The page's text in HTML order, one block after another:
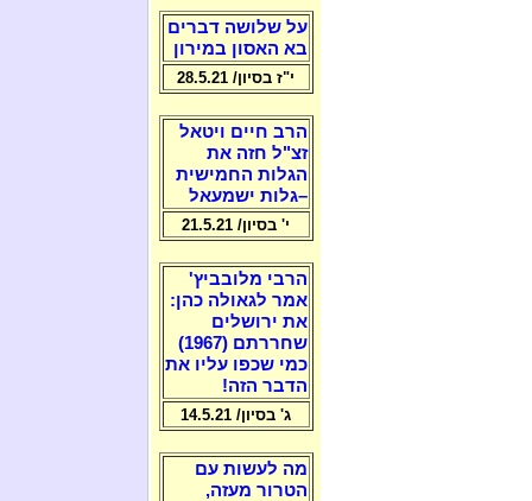
על שלושה דברים
בא האסון במירון
י"ז בסיון/ 28.5.21
הרב חיים ויטאל
זצ"ל חזה את
הגלות החמישית
–גלות ישמעאל
י' בסיון/ 21.5.21
הרבי מלובביץ'
אמר לגאולה כהן:
את ירושלים
שחררתם (1967)
כמי שכפו עליו את
הדבר הזה!
ג' בסיון/ 14.5.21
מה לעשות עם
הטרור מעזה,